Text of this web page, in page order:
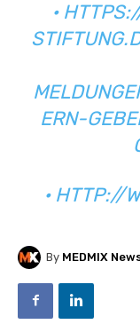
•
ERN-
• HTTP://
By MEDMIX